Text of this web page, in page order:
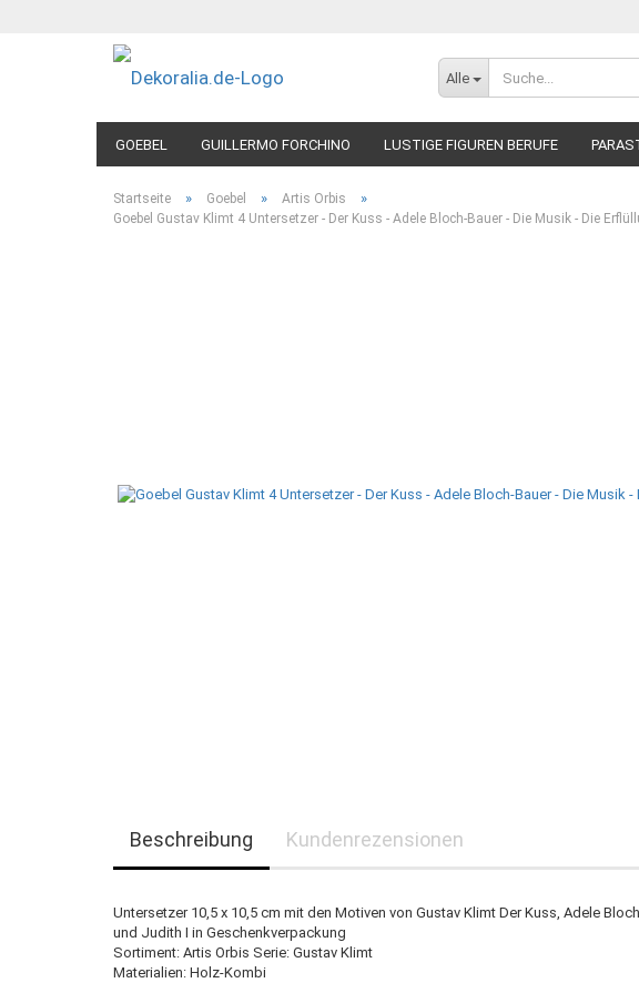
Alle
GOEBEL GUILLERMO FORCHINO LUSTIGE FIGUREN BERUFE
Startseite » Goebel » Artis Orbis »
Goebel Gustav Klimt 4 Untersetzer - Der Kuss - Adele Bloch-Bauer - Die Musik - Die
Beschreibung Kundenrezensionen
Untersetzer 10,5 x 10,5 cm mit den Motiven von Gustav Klimt Der Kuss, Adele
und Judith I in Geschenkverpackung
Sortiment: Artis Orbis Serie: Gustav Klimt
Materialien: Holz-Kombi